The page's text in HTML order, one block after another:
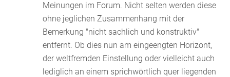
Meinungen im Forum. Nicht selten werden diese
ohne jeglichen Zusammenhang mit der
Bemerkung "nicht sachlich und konstruktiv"
entfernt. Ob dies nun am eingeengten Horizont,
der weltfremden Einstellung oder vielleicht auch
lediglich an einem sprichwörtlich quer liegenden